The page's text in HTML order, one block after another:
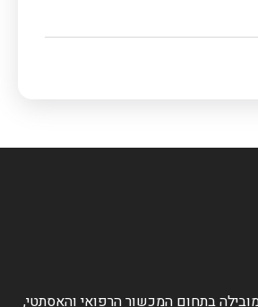
בתחום המכשור הרפואי והאסתטי,